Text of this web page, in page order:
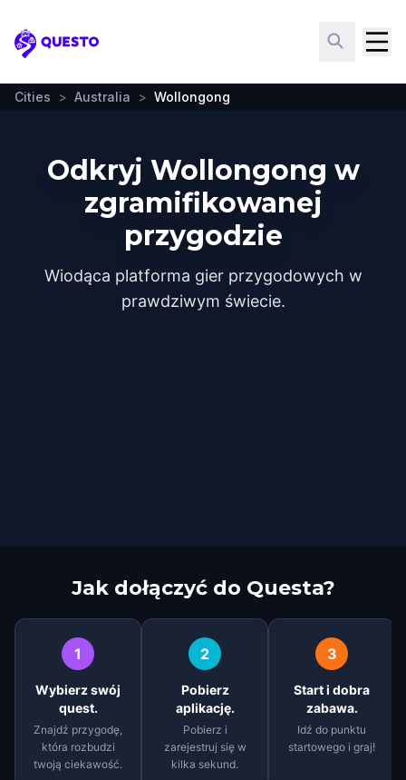
Questo
Cities > Australia > Wollongong
Odkryj Wollongong w
zgramifikowanej
przygodzie
Wiodąca platforma gier przygodowych w
prawdziwym świecie.
Jak dołączyć do Questa?
1
Wybierz swój
quest.
Znajdź przygodę,
która rozbudzi
twoją ciekawość.
2
Pobierz
aplikację.
Pobierz i
zarejestruj się w
kilka sekund.
3
Start i dobra
zabawa.
Idź do punktu
startowego i graj!